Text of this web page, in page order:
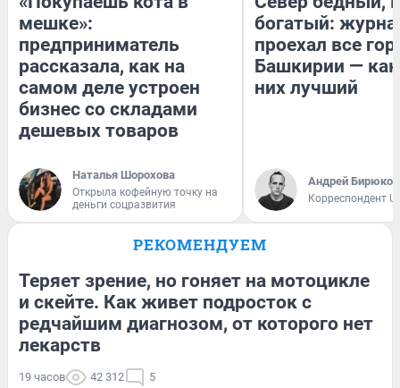
мешке»:
предприниматель
рассказала, как на
самом деле устроен
бизнес со складами
дешевых товаров
Наталья Шорохова
Открыла кофейную точку на
деньги соцразвития
богатый:
проехал все
Башкирии —
них лучший
Андрей Бирюков
Корреспондент
РЕКОМЕНДУЕМ
Теряет зрение, но гоняет на мотоцикле
и скейте. Как живет подросток с
редчайшим диагнозом, от которого нет
лекарств
19 часов 42 312 5